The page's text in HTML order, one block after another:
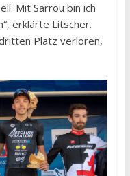
Mit Sarrou bin ich
erklärte Litscher.
Platz verloren,